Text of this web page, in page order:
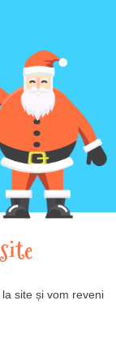
site și vom reveni